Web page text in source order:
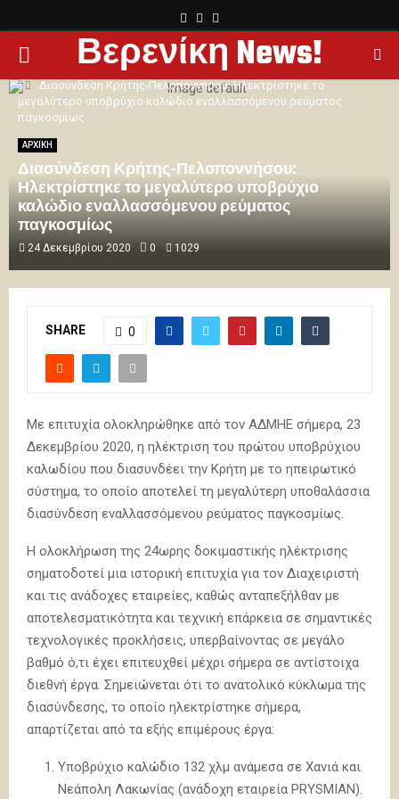
FACEBOOK
TWITTER
PRIMARY
MENU
Βερενίκη News!
Home
ΑΡΧΙΚΗ
Διασύνδεση Κρήτης-Πελοποννήσου: Ηλεκτρίστηκε το
μεγαλύτερο υποβρύχιο καλώδιο εναλλασσόμενου ρεύματος
παγκοσμίως
ΑΡΧΙΚΗ
Διασύνδεση Κρήτης-Πελοποννήσου:
Ηλεκτρίστηκε το μεγαλύτερο υποβρύχιο
καλώδιο εναλλασσόμενου ρεύματος
παγκοσμίως
24 Δεκεμβρίου 2020 0 1029
SHARE 0
Με επιτυχία ολοκληρώθηκε από τον ΑΔΜΗΕ σήμερα, 23
Δεκεμβρίου 2020, η ηλέκτριση του πρώτου υποβρύχιου
καλωδίου που διασυνδέει την Κρήτη με το ηπειρωτικό
σύστημα, το οποίο αποτελεί τη μεγαλύτερη υποθαλάσσια
διασύνδεση εναλλασσόμενου ρεύματος παγκοσμίως.
Η ολοκλήρωση της 24ωρης δοκιμαστικής ηλέκτρισης
σηματοδοτεί μια ιστορική επιτυχία για τον Διαχειριστή
και τις ανάδοχες εταιρείες, καθώς ανταπεξήλθαν με
αποτελεσματικότητα και τεχνική επάρκεια σε σημαντικές
τεχνολογικές προκλήσεις, υπερβαίνοντας σε μεγάλο
βαθμό ό,τι έχει επιτευχθεί μέχρι σήμερα σε αντίστοιχα
διεθνή έργα. Σημειώνεται ότι το ανατολικό κύκλωμα της
διασύνδεσης, το οποίο ηλεκτρίστηκε σήμερα,
απαρτίζεται από τα εξής επιμέρους έργα:
Υποβρύχιο καλώδιο 132 χλμ ανάμεσα σε Χανιά και
Νεάπολη Λακωνίας (ανάδοχη εταιρεία PRYSMIAN).